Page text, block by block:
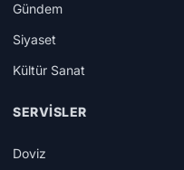
Gündem
Siyaset
Kültür Sanat
SERVISLER
Doviz